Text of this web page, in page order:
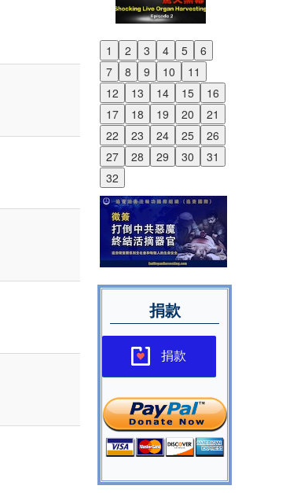
1 2 3 4 5
6
7
8 9 10
11
12
13 14 15
16
17
18 19 20
21
22
23 24 25
26
27
28 29 30
31
32
Previous
Next
捐款
捐款